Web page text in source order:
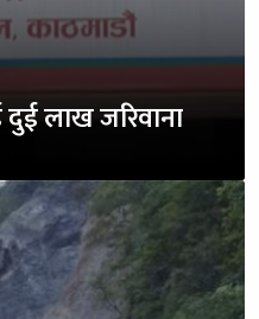
दुई लाख जरिवाना